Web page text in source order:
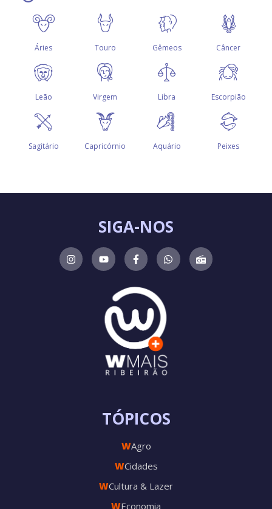
TÓPICOS
WAgro
WCidades
WCultura & Lazer
WEconomia
SIGA-NOS